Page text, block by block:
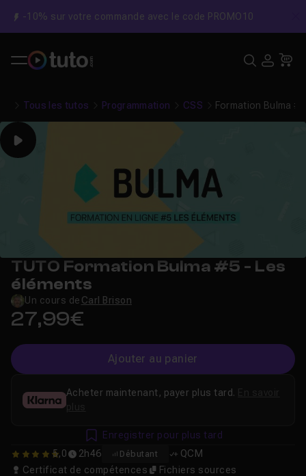
-10% sur votre commande avec le code PROMO10
Tous les tutos Programmation CSS Formation Bulma
Play
TUTO Formation Bulma #5 - Les
éléments
Un cours de Carl Brison
27,99€
Ajouter au panier
5 5,0 2h46 Débutant
QCM
Certificat de compétences
Fichiers sources
Acheter maintenant, payer plus tard.
plus
Enregistrer pour plus tard